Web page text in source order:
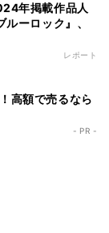
年掲載作品人
ーロック』、
レポート
高額で売るなら
- PR -